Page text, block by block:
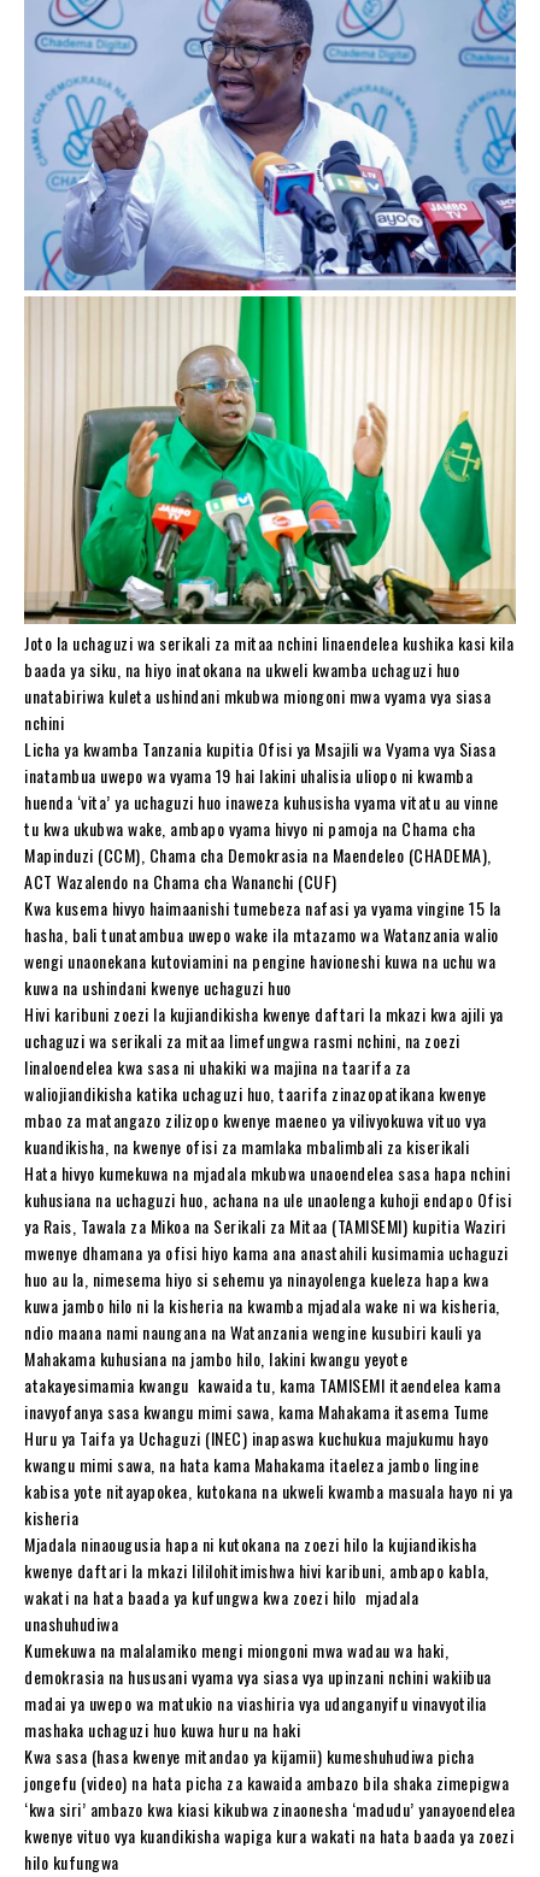
Joto la uchaguzi wa serikali za mitaa nchini linaendelea kushika kasi kila
baada ya siku, na hiyo inatokana na ukweli kwamba uchaguzi huo
unatabiriwa kuleta ushindani mkubwa miongoni mwa vyama vya siasa
nchini
Licha ya kwamba Tanzania kupitia Ofisi ya Msajili wa Vyama vya Siasa
inatambua uwepo wa vyama 19 hai lakini uhalisia uliopo ni kwamba
huenda ‘vita’ ya uchaguzi huo inaweza kuhusisha vyama vitatu au vinne
tu kwa ukubwa wake, ambapo vyama hivyo ni pamoja na Chama cha
Mapinduzi (CCM), Chama cha Demokrasia na Maendeleo (CHADEMA),
ACT Wazalendo na Chama cha Wananchi (CUF)
Kwa kusema hivyo haimaanishi tumebeza nafasi ya vyama vingine 15 la
hasha, bali tunatambua uwepo wake ila mtazamo wa Watanzania walio
wengi unaonekana kutoviamini na pengine havioneshi kuwa na uchu wa
kuwa na ushindani kwenye uchaguzi huo
Hivi karibuni zoezi la kujiandikisha kwenye daftari la mkazi kwa ajili ya
uchaguzi wa serikali za mitaa limefungwa rasmi nchini, na zoezi
linaloendelea kwa sasa ni uhakiki wa majina na taarifa za
waliojiandikisha katika uchaguzi huo, taarifa zinazopatikana kwenye
mbao za matangazo zilizopo kwenye maeneo ya vilivyokuwa vituo vya
kuandikisha, na kwenye ofisi za mamlaka mbalimbali za kiserikali
Hata hivyo kumekuwa na mjadala mkubwa unaoendelea sasa hapa nchini
kuhusiana na uchaguzi huo, achana na ule unaolenga kuhoji endapo Ofisi
ya Rais, Tawala za Mikoa na Serikali za Mitaa (TAMISEMI) kupitia Waziri
mwenye dhamana ya ofisi hiyo kama ana anastahili kusimamia uchaguzi
huo au la, nimesema hiyo si sehemu ya ninayolenga kueleza hapa kwa
kuwa jambo hilo ni la kisheria na kwamba mjadala wake ni wa kisheria,
ndio maana nami naungana na Watanzania wengine kusubiri kauli ya
Mahakama kuhusiana na jambo hilo, lakini kwangu yeyote
atakayesimamia kwangu kawaida tu, kama TAMISEMI itaendelea kama
inavyofanya sasa kwangu mimi sawa, kama Mahakama itasema Tume
Huru ya Taifa ya Uchaguzi (INEC) inapaswa kuchukua majukumu hayo
kwangu mimi sawa, na hata kama Mahakama itaeleza jambo lingine
kabisa yote nitayapokea, kutokana na ukweli kwamba masuala hayo ni ya
kisheria
Mjadala ninaougusia hapa ni kutokana na zoezi hilo la kujiandikisha
kwenye daftari la mkazi lililohitimishwa hivi karibuni, ambapo kabla,
wakati na hata baada ya kufungwa kwa zoezi hilo mjadala
unashuhudiwa
Kumekuwa na malalamiko mengi miongoni mwa wadau wa haki,
demokrasia na hususani vyama vya siasa vya upinzani nchini wakiibua
madai ya uwepo wa matukio na viashiria vya udanganyifu vinavyotilia
mashaka uchaguzi huo kuwa huru na haki
Kwa sasa (hasa kwenye mitandao ya kijamii) kumeshuhudiwa picha
jongefu (video) na hata picha za kawaida ambazo bila shaka zimepigwa
‘kwa siri’ ambazo kwa kiasi kikubwa zinaonesha ‘madudu’ yanayoendelea
kwenye vituo vya kuandikisha wapiga kura wakati na hata baada ya zoezi
hilo kufungwa